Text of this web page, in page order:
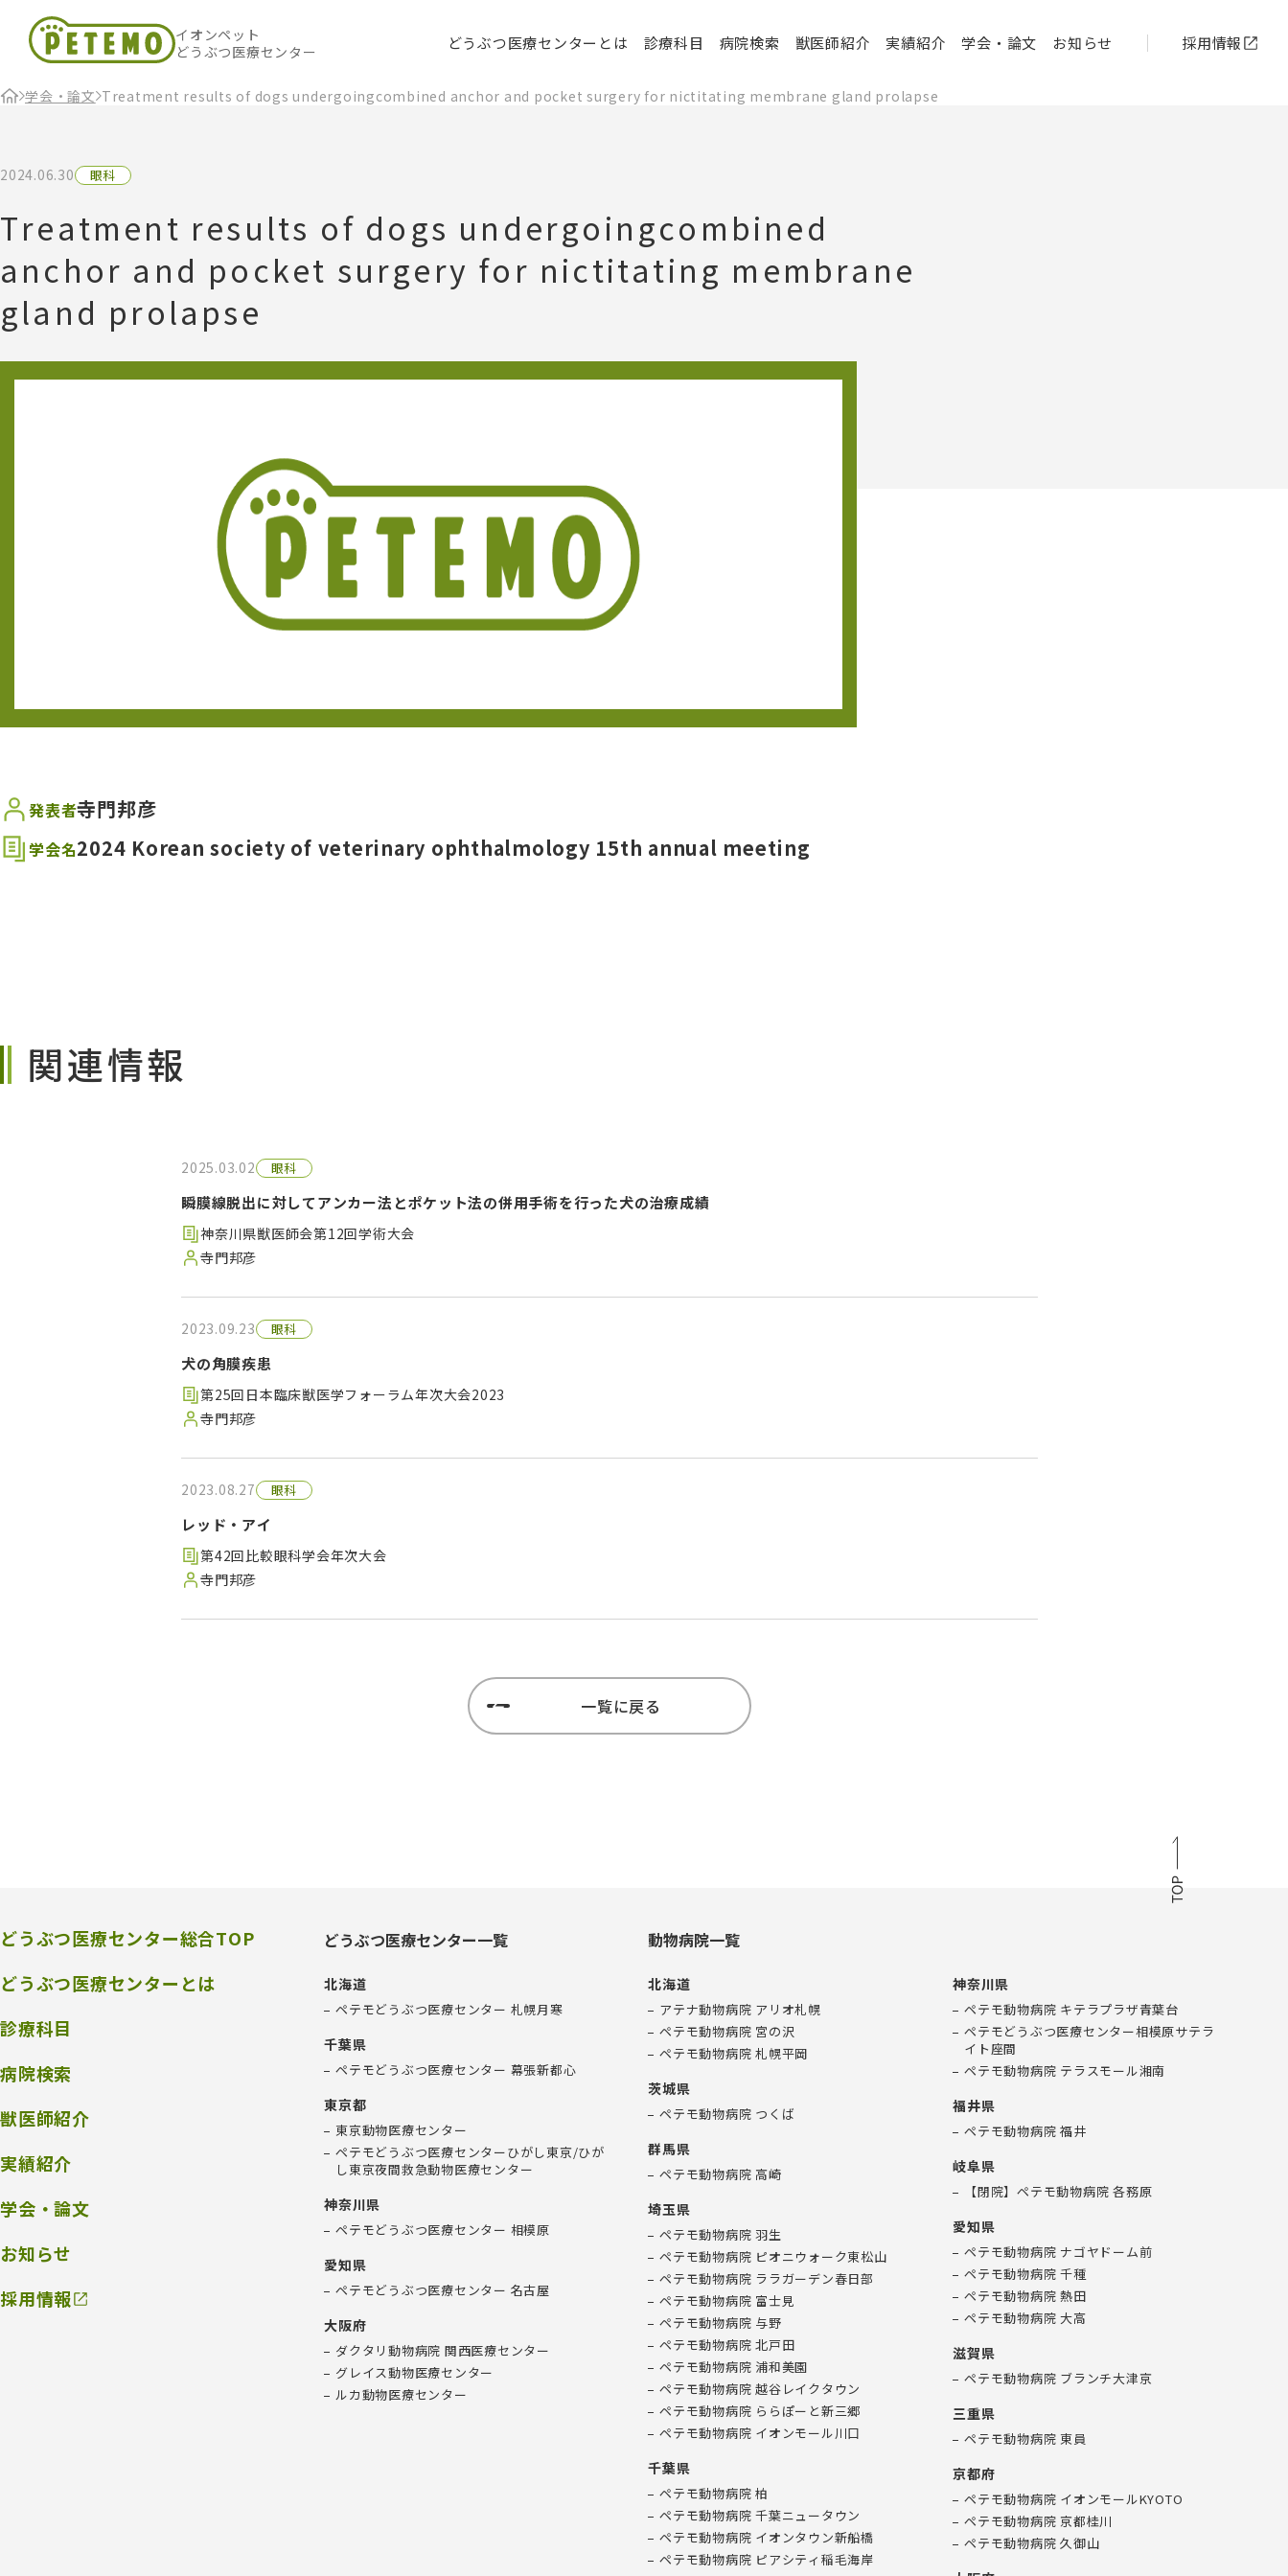
イオンペット
どうぶつ医療センター
どうぶつ医療センターとは 診療科目 病院検索 獣医師紹介 実績紹介 学会・論文 お知らせ 採用情報
学会・論文 Treatment results of dogs undergoingcombined anchor and pocket surgery for nictitating membrane gland prolapse
2024.06.30 眼科
Treatment results of dogs undergoingcombined
anchor and pocket surgery for nictitating membrane
gland prolapse
発表者寺門邦彦
学会名2024 Korean society of veterinary ophthalmology 15th annual meeting
関連情報
2025.03.02 眼科
瞬膜線脱出に対してアンカー法とポケット法の併用手術を行った犬の治療成績
神奈川県獣医師会第12回学術大会
寺門邦彦
2023.09.23 眼科
犬の角膜疾患
第25回日本臨床獣医学フォーラム年次大会2023
寺門邦彦
2023.08.27 眼科
レッド・アイ
第42回比較眼科学会年次大会
寺門邦彦
一覧に戻る
どうぶつ医療センター総合TOP
どうぶつ医療センターとは
診療科目
病院検索
獣医師紹介
実績紹介
学会・論文
お知らせ
採用情報
どうぶつ医療センター一覧
北海道
ペテモどうぶつ医療センター 札幌月寒
千葉県
ペテモどうぶつ医療センター 幕張新都心
東京都
東京動物医療センター
ペテモどうぶつ医療センターひがし東京/ひが
し東京夜間救急動物医療センター
神奈川県
ペテモどうぶつ医療センター 相模原
愛知県
ペテモどうぶつ医療センター 名古屋
大阪府
ダクタリ動物病院 関西医療センター
グレイス動物医療センター
ルカ動物医療センター
動物病院一覧
北海道
アテナ動物病院 アリオ札幌
ペテモ動物病院 宮の沢
ペテモ動物病院 札幌平岡
茨城県
ペテモ動物病院 つくば
群馬県
ペテモ動物病院 高崎
埼玉県
ペテモ動物病院 羽生
ペテモ動物病院 ピオニウォーク東松山
ペテモ動物病院 ララガーデン春日部
ペテモ動物病院 富士見
ペテモ動物病院 与野
ペテモ動物病院 北戸田
ペテモ動物病院 浦和美園
ペテモ動物病院 越谷レイクタウン
ペテモ動物病院 ららぽーと新三郷
ペテモ動物病院 イオンモール川口
千葉県
ペテモ動物病院 柏
ペテモ動物病院 千葉ニュータウン
ペテモ動物病院 イオンタウン新船橋
ペテモ動物病院 ピアシティ稲毛海岸
神奈川県
ペテモ動物病院 キテラプラザ青葉台
ペテモどうぶつ医療センター相模原サテラ
イト座間
ペテモ動物病院 テラスモール湘南
福井県
ペテモ動物病院 福井
岐阜県
【閉院】ペテモ動物病院 各務原
愛知県
ペテモ動物病院 ナゴヤドーム前
ペテモ動物病院 千種
ペテモ動物病院 熱田
ペテモ動物病院 大高
滋賀県
ペテモ動物病院 ブランチ大津京
三重県
ペテモ動物病院 東員
京都府
ペテモ動物病院 イオンモールKYOTO
ペテモ動物病院 京都桂川
ペテモ動物病院 久御山